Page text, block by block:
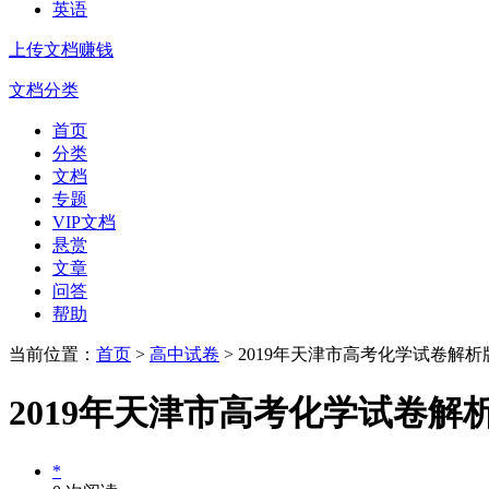
英语
上传文档赚钱
文档分类
首页
分类
文档
专题
VIP文档
悬赏
文章
问答
帮助
当前位置： 首页 > 高中试卷 > 2019年天津市高考化学试卷解析
2019年天津市高考化学试卷解
*